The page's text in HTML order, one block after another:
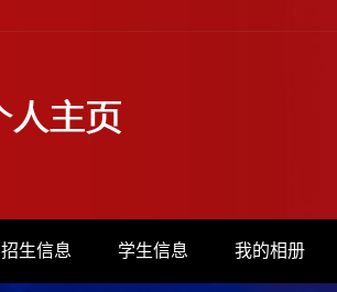
招生信息 学生信息 我的相册